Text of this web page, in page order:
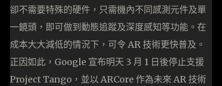
卻不需要特殊的硬件，只需機內不同感測元件及單
一鏡頭，即可做到動態追蹤及深度感知等功能。在
成本大大減低的情況下，可令 AR 技術更快普及。
正因如此，Google 宣布明天 3 月 1 日後停止支援
Project Tango，並以 ARCore 作為未來 AR 技術